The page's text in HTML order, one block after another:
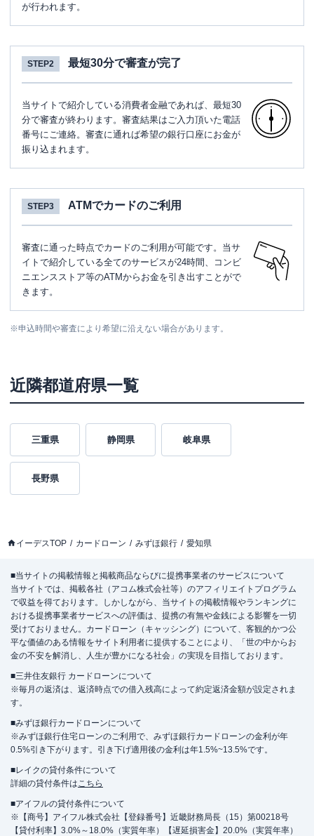
が行われます。
STEP2 最短30分で審査が完了
当サイトで紹介している消費者金融であれば、最短30
分で審査が終わります。審査結果はご入力頂いた電話
番号にご連絡。審査に通れば希望の銀行口座にお金が
振り込まれます。
STEP3 ATMでカードのご利用
審査に通った時点でカードのご利用が可能です。当サ
イトで紹介している全てのサービスが24時間、コンビ
ニエンスストア等のATMからお金を引き出すことがで
きます。
※申込時間や審査により希望に沿えない場合があります。
近隣都道府県一覧
三重県 静岡県 岐阜県
長野県
イーデスTOP カードローン みずほ銀行 愛知県
■当サイトの掲載情報と掲載商品ならびに提携事業者のサービスについて
当サイトでは、掲載各社（アコム株式会社等）のアフィリエイトプログラム
で収益を得ております。しかしながら、当サイトの掲載情報やランキングに
おける提携事業者サービスへの評価は、提携の有無や金銭による影響を一切
受けておりません。カードローン（キャッシング）について、客観的かつ公
平な価値のある情報をサイト利用者に提供することにより、「世の中からお
金の不安を解消し、人生が豊かになる社会」の実現を目指しております。
■三井住友銀行 カードローンについて
※毎月の返済は、返済時点での借入残高によって約定返済金額が設定されま
す。
■みずほ銀行カードローンについて
※みずほ銀行住宅ローンのご利用で、みずほ銀行カードローンの金利が年
0.5%引き下がります。引き下げ適用後の金利は年1.5%~13.5%です。
■レイクの貸付条件について
詳細の貸付条件はこちら
■アイフルの貸付条件について
※【商号】アイフル株式会社【登録番号】近畿財務局長（15）第00218号
【貸付利率】3.0%～18.0%（実質年率）【遅延損害金】20.0%（実質年率）